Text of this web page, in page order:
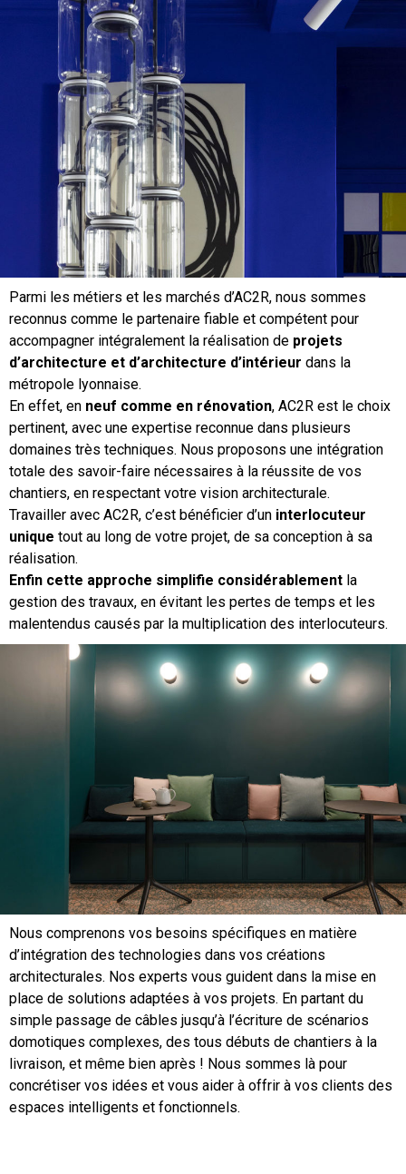
Parmi les métiers et les marchés d’AC2R, nous sommes
reconnus comme le partenaire fiable et compétent pour
accompagner intégralement la réalisation de projets
d’architecture et d’architecture d’intérieur dans la
métropole lyonnaise.
En effet, en neuf comme en rénovation, AC2R est le choix
pertinent, avec une expertise reconnue dans plusieurs
domaines très techniques. Nous proposons une intégration
totale des savoir-faire nécessaires à la réussite de vos
chantiers, en respectant votre vision architecturale.
Travailler avec AC2R, c’est bénéficier d’un interlocuteur
unique tout au long de votre projet, de sa conception à sa
réalisation.
Enfin cette approche simplifie considérablement la
gestion des travaux, en évitant les pertes de temps et les
malentendus causés par la multiplication des interlocuteurs.
Nous comprenons vos besoins spécifiques en matière
d’intégration des technologies dans vos créations
architecturales. Nos experts vous guident dans la mise en
place de solutions adaptées à vos projets. En partant du
simple passage de câbles jusqu’à l’écriture de scénarios
domotiques complexes, des tous débuts de chantiers à la
livraison, et même bien après ! Nous sommes là pour
concrétiser vos idées et vous aider à offrir à vos clients des
espaces intelligents et fonctionnels.